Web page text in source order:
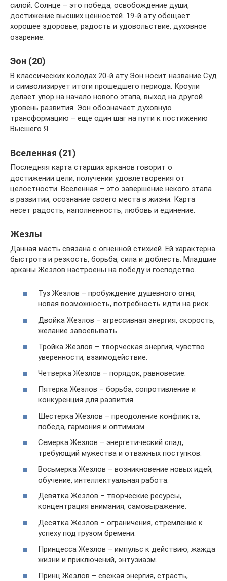
силой. Солнце – это победа, освобождение души,
достижение высших ценностей. 19-й ату обещает
хорошее здоровье, радость и удовольствие, духовное
озарение.
Эон (20)
В классических колодах 20-й ату Эон носит название Суд
и символизирует итоги прошедшего периода. Кроули
делает упор на начало нового этапа, выход на другой
уровень развития. Эон обозначает духовную
трансформацию – еще один шаг на пути к постижению
Высшего Я.
Вселенная (21)
Последняя карта старших арканов говорит о
достижении цели, получении удовлетворения от
целостности. Вселенная – это завершение некого этапа
в развитии, осознание своего места в жизни. Карта
несет радость, наполненность, любовь и единение.
Жезлы
Данная масть связана с огненной стихией. Ей характерна
быстрота и резкость, борьба, сила и доблесть. Младшие
арканы Жезлов настроены на победу и господство.
Туз Жезлов – пробуждение душевного огня,
новая возможность, потребность идти на риск.
Двойка Жезлов – агрессивная энергия, скорость,
желание завоевывать.
Тройка Жезлов – творческая энергия, чувство
уверенности, взаимодействие.
Четверка Жезлов – порядок, равновесие.
Пятерка Жезлов – борьба, сопротивление и
конкуренция для развития.
Шестерка Жезлов – преодоление конфликта,
победа, гармония и оптимизм.
Семерка Жезлов – энергетический спад,
требующий мужества и отважных поступков.
Восьмерка Жезлов – возникновение новых идей,
обучение, интеллектуальная работа.
Девятка Жезлов – творческие ресурсы,
концентрация внимания, самовыражение.
Десятка Жезлов – ограничения, стремление к
успеху под грузом бремени.
Принцесса Жезлов – импульс к действию, жажда
жизни и приключений, энтузиазм.
Принц Жезлов – свежая энергия, страсть,